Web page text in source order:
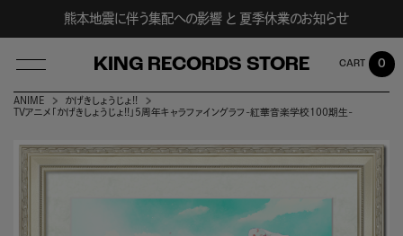
熊本地震に伴う集配への影響 と 夏季休業のお知らせ
KING RECORDS STORE
LOG IN
0
ANIME
かげきしょうじょ!!
TVアニメ「かげきしょうじょ!!」5周年キャラファイングラフ-紅華音楽学校100期生-